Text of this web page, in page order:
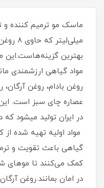
بهترین گزینه‌هاست.این
مواد گیاهی ارزشمندی
روغن بادام، روغن آرگان،
در ایران تولید میشود
مواد اولیه تهیه شده
گیاهی باعث تقویت و
کمک می‌کنند تا موهای
در امان بمانند.روغن